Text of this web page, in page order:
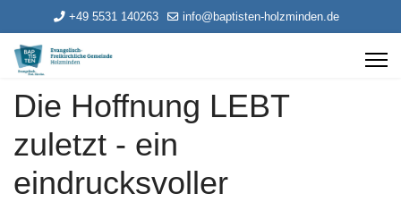
+49 5531 140263 info@baptisten-holzminden.de
Die Hoffnung LEBT
zuletzt - ein
eindrucksvoller